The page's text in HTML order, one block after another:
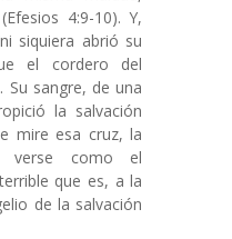
4:9-10). Y,
siquiera abrió su
el cordero del
Su sangre, de una
la salvación
mire esa cruz, la
verse como el
que es, a la
de la salvación